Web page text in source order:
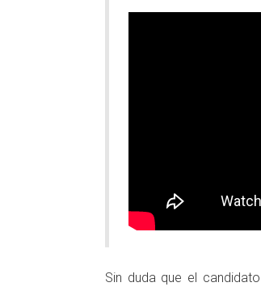
Sin duda que el